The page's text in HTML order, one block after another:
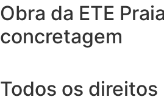
Obra da ETE
concretagem
Todos os